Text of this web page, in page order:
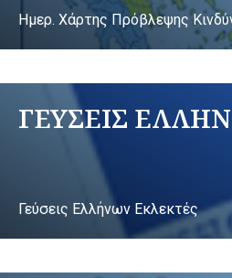
Ημερ. Χάρτης Πρόβλεψης
ΓΕΥΣΕΙΣ
Γεύσεις Ελλήνων Εκλεκτές